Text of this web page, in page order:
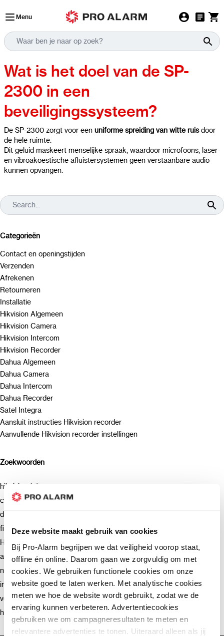
Deze website maakt gebruik van cookies
Bij Pro-Alarm begrijpen we dat veiligheid voorop staat,
offline én online. Daarom gaan we zorgvuldig om met
cookies. We gebruiken functionele cookies om onze
website goed te laten werken. Met analytische cookies
meten we hoe de website wordt gebruikt, zodat we de
ervaring kunnen verbeteren. Advertentiecookies
gebruiken we om campagneresultaten te meten en
relevantere advertenties te tonen. Uiteraard alleen als jij
Menu
Wat is het doel van de SP-
2300 in een
beveiligingssysteem?
De SP-2300 zorgt voor een uniforme spreiding van witte ruisdoor
de hele ruimte.
Dit geluid maskeert menselijke spraak, waardoor microfoons, laser-
en vibroakoestische afluistersystemen geen verstaanbare audio
kunnen opvangen.
Categorieën
Contact en openingstijden
Verzenden
Afrekenen
Retourneren
Installatie
Hikvision Algemeen
Hikvision Camera
Hikvision Intercom
Hikvision Recorder
Dahua Algemeen
Dahua Camera
Dahua Intercom
Dahua Recorder
Satel Integra
Aansluit instructies Hikvision recorder
Aanvullende Hikvision recorder instellingen
Zoekwoorden
hikvision (8)
camera (7)
deurbel (4)
firmware (3)
Hikvision (3)
advies (2)
netwerkrecorder (2)
intercom (2)
verzending (2)
hik-connect (2)